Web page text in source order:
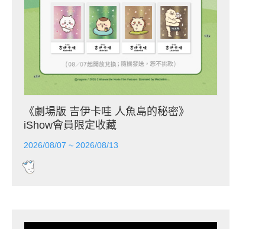
《劇場版 吉伊卡哇 人魚島的秘密》
iShow會員限定收藏
2026/08/07 ~ 2026/08/13